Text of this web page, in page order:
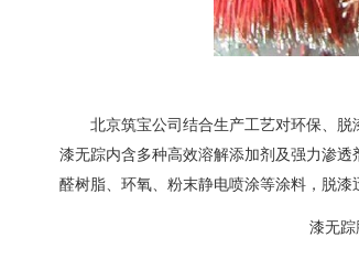
北京筑宝公司结合生产工艺对环保、
漆无踪内含多种高效溶解添加剂及强力渗透
醛树脂、环氧、粉末静电喷涂等涂料，脱漆
漆无踪